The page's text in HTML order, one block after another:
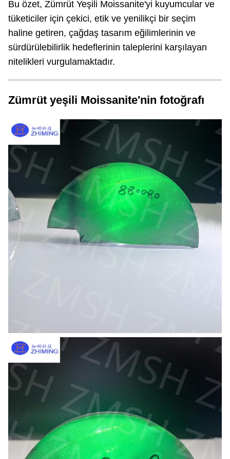
Bu özet, Zümrüt Yeşili Moissanite'yi kuyumcular ve
tüketiciler için çekici, etik ve yenilikçi bir seçim
haline getiren, çağdaş tasarım eğilimlerinin ve
sürdürülebilirlik hedeflerinin taleplerini karşılayan
nitelikleri vurgulamaktadır.
Zümrüt yeşili Moissanite'nin fotoğrafı